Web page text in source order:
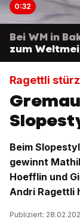
0:32
Bei WM in
zum
Ragettli
Beim
gewinnt
Hoefflin und
Andri Ragettli
Publiziert: